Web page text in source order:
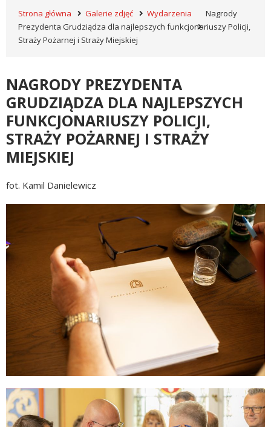
Strona główna Galerie zdjęć Wydarzenia
Nagrody
Prezydenta Grudziądza dla najlepszych funkcjonariuszy Policji,
Straży Pożarnej i Straży Miejskiej
NAGRODY PREZYDENTA
GRUDZIĄDZA DLA NAJLEPSZYCH
FUNKCJONARIUSZY POLICJI,
STRAŻY POŻARNEJ I STRAŻY
MIEJSKIEJ
fot. Kamil Danielewicz